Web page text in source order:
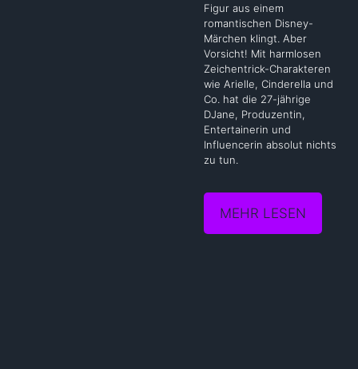
Figur aus einem
romantischen Disney-
Märchen klingt. Aber
Vorsicht! Mit harmlosen
Zeichentrick-Charakteren
wie Arielle, Cinderella und
Co. hat die 27-jährige
DJane, Produzentin,
Entertainerin und
Influencerin absolut nichts
zu tun.
MEHR LESEN